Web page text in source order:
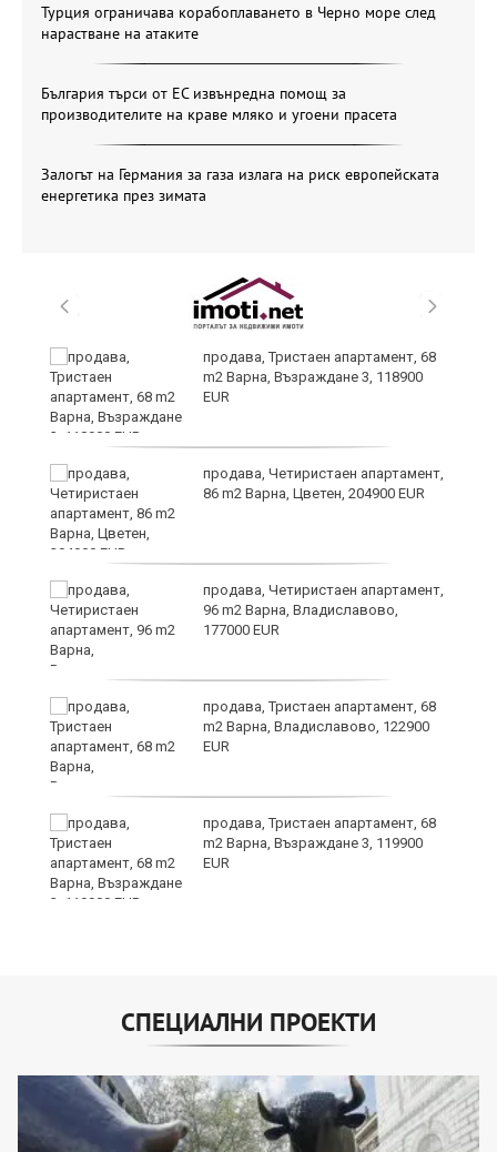
Турция ограничава корабоплаването в Черно море след
нарастване на атаките
България търси от ЕС извънредна помощ за
производителите на краве мляко и угоени прасета
Залогът на Германия за газа излага на риск европейската
енергетика през зимата
продава, Тристаен апартамент, 68
m2 Варна, Възраждане 3, 118900
EUR
продава, Четиристаен апартамент,
86 m2 Варна, Цветен, 204900 EUR
продава, Четиристаен апартамент,
96 m2 Варна, Владиславово,
177000 EUR
продава, Тристаен апартамент, 68
m2 Варна, Владиславово, 122900
EUR
продава, Тристаен апартамент, 68
m2 Варна, Възраждане 3, 119900
EUR
СПЕЦИАЛНИ ПРОЕКТИ